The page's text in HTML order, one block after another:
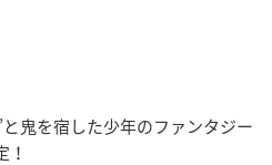
鬼を宿した少年のファンタジー
！